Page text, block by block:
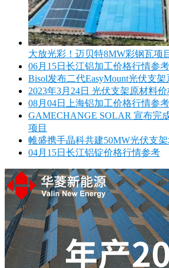
大放光彩！迈贝特8MW彩钢瓦项
06月15日长江铝加工价格行情参考
Bisol发布二代EasyMount光伏支架
2023年3月24日 光伏支架原材料
08月04日上海铝加工价格行情参考
GAMECHANGE SOLAR 宣布完
项目
帷盛携手晶科共建50MW光伏支
04月15日长江铝锭价格行情参考